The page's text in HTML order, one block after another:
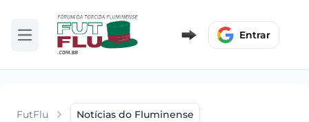
Abrir menu Entrar
FutFlu Notícias do Fluminense